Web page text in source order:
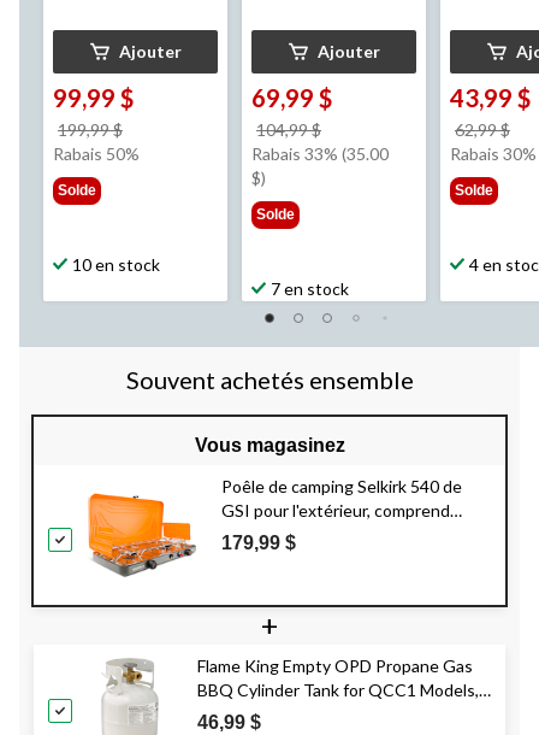
Ajouter
99,99 $
199,99 $
était
Rabais 50%
Solde
10 en stock
Ajouter
69,99 $
104,99 $
était
Rabais 33% (35.00
$)
Solde
7 en stock
43,99 $
62,99 $
Rabais 30%
Solde
4 en
Souvent achetés ensemble
Vous magasinez
Poêle de camping Selkirk 540 de
GSI pour l'extérieur, comprend
couvercle, régulateur de poêle et
pare-vent, orange
179,99 $
+
Flame King Empty OPD Propane Gas
BBQ Cylinder Tank for QCC1 Models,
5-lb
46,99 $